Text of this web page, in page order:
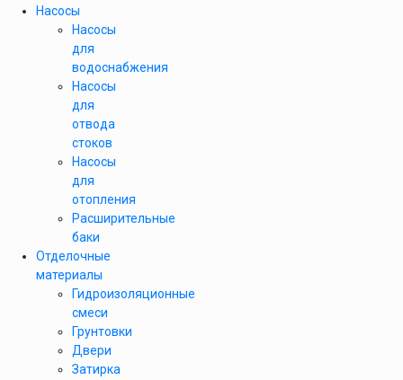
Насосы
Насосы
для
водоснабжения
Насосы
для
отвода
стоков
Насосы
для
отопления
Расширительные
баки
Отделочные
материалы
Гидроизоляционные
смеси
Грунтовки
Двери
Затирка